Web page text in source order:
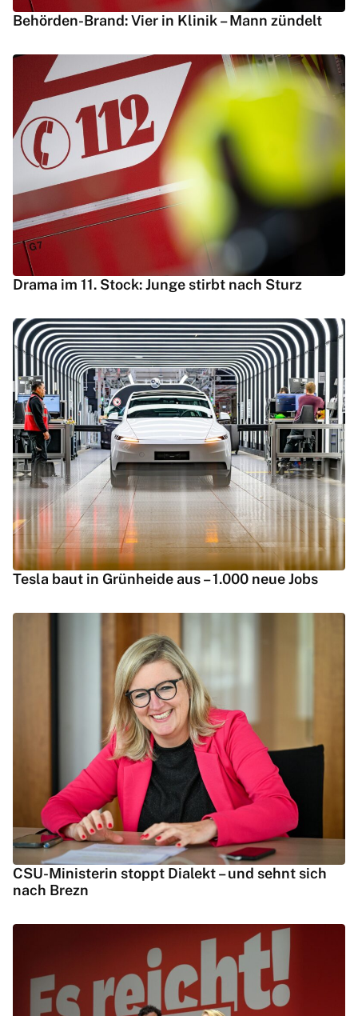
Behörden-Brand: Vier in Klinik – Mann zündelt
Drama im 11. Stock: Junge stirbt nach Sturz
Tesla baut in Grünheide aus – 1.000 neue Jobs
CSU-Ministerin stoppt Dialekt – und sehnt sich
nach Brezn